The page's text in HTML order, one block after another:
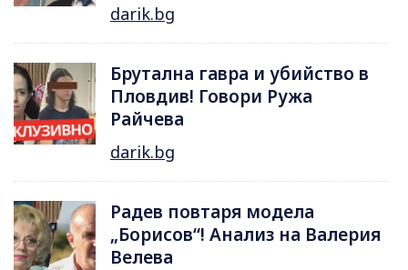
darik.bg
Брутална гавра и убийство в
Пловдив! Говори Ружа
Райчева
darik.bg
Радев повтаря модела
„Борисов“! Анализ на Валерия
Велева